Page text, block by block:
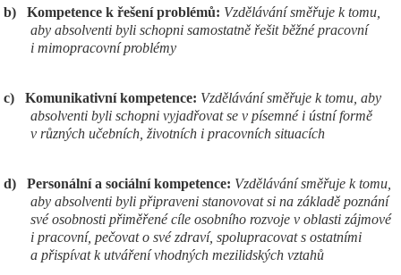
b) Kompetence k řešení problémů: Vzdělávání směřuje k tomu,
aby absolventi byli schopni samostatně řešit běžné pracovní
i mimopracovní problémy
c) Komunikativní kompetence: Vzdělávání směřuje k tomu, aby
absolventi byli schopni vyjadřovat se v písemné i ústní formě
v různých učebních, životních i pracovních situacích
d) Personální a sociální kompetence: Vzdělávání směřuje k tomu,
aby absolventi byli připraveni stanovovat si na základě poznání
své osobnosti přiměřené cíle osobního rozvoje v oblasti zájmové
i pracovní, pečovat o své zdraví, spolupracovat s ostatními
a přispívat k utváření vhodných mezilidských vztahů